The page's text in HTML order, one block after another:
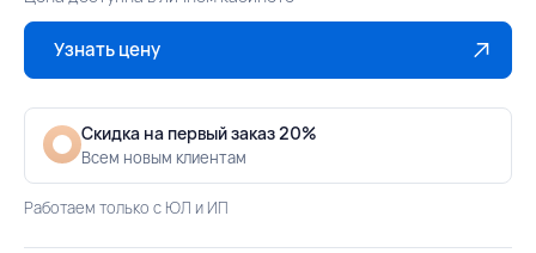
Узнать цену
Скидка на первый заказ 20%
Всем новым клиентам
Работаем только с ЮЛ и ИП